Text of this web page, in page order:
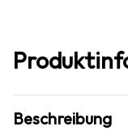
Beschreibung